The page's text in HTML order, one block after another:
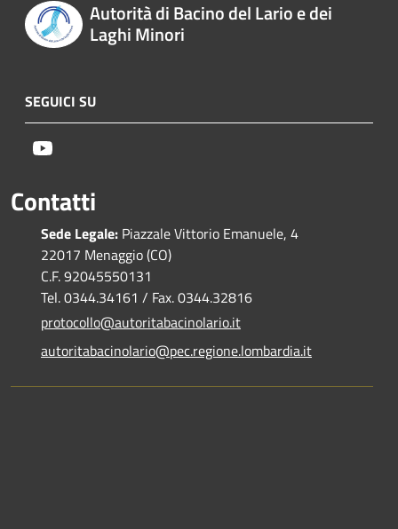
Autorità di Bacino del Lario e dei
Laghi Minori
SEGUICI SU
Contatti
Sede Legale: Piazzale Vittorio Emanuele, 4
22017 Menaggio (CO)
C.F. 92045550131
Tel. 0344.34161 / Fax. 0344.32816
protocollo@autoritabacinolario.it
autoritabacinolario@pec.regione.lombardia.it